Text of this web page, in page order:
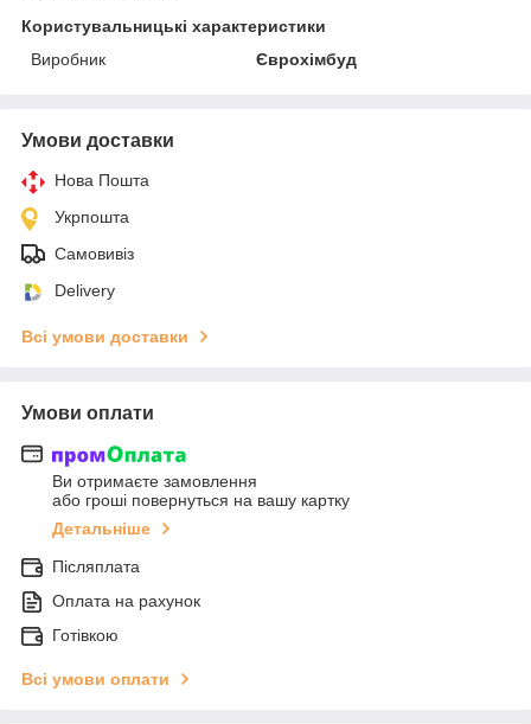
Користувальницькі характеристики
Виробник
Єврохімбуд
Умови доставки
Нова Пошта
Укрпошта
Самовивіз
Delivery
Всі умови доставки
Умови оплати
Ви отримаєте замовлення
або гроші повернуться на вашу картку
Детальніше
Післяплата
Оплата на рахунок
Готівкою
Всі умови оплати